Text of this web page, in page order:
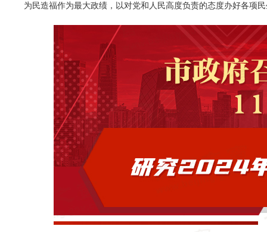
为民造福作为最大政绩，以对党和人民高度负责的态度办好各项